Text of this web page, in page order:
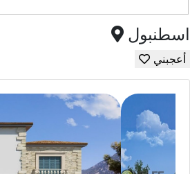
اسطنبول
أعجبني